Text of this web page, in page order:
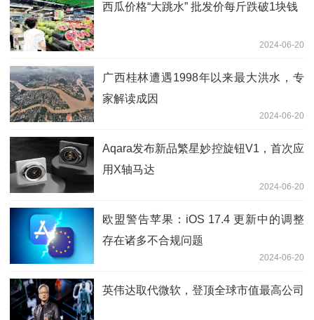
西瓜价格“大跳水” 批发价每斤跌破1块钱
2024-06-20
广西桂林遭遇1998年以来最大洪水，专
家解读成因
2024-06-20
Aqara发布新品繁星妙控旋钮V1，首次应
用X轴马达
2024-06-20
欧盟警告苹果：iOS 17.4 更新中的调整
存在诸多不合规问题
2024-06-20
英伟达取代微软，登顶全球市值最高公司